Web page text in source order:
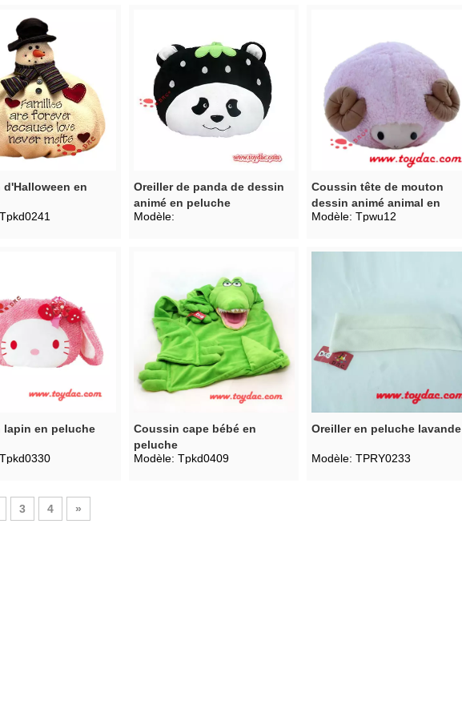
en
Tpkd0241
Oreiller de panda de dessin
animé en peluche
Modèle:
Coussin tête de mouton
dessin animé animal en
peluche
Modèle: Tpwu12
lapin en peluche
Tpkd0330
Coussin cape bébé en
peluche
Modèle: Tpkd0409
Oreiller en peluche lavande
Modèle: TPRY0233
3 4 »